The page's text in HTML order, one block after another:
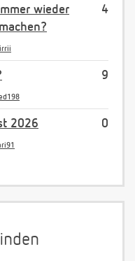
4
wieder
9
0
2026